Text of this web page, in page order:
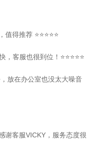
值得推荐 ⭐⭐⭐⭐⭐
，客服也很到位！ ⭐⭐⭐⭐⭐
放在办公室也没太大噪音
客服VICKY，服务态度很